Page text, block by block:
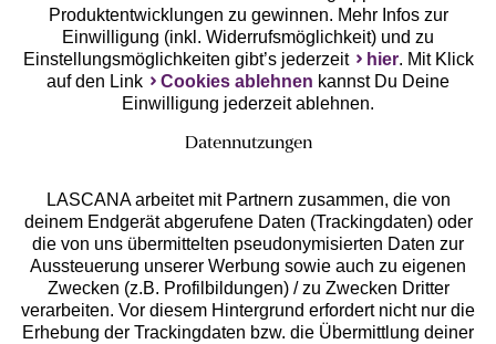
Services
Beratung
Produktentwicklungen zu gewinnen. Mehr Infos zur
Einwilligung (inkl. Widerrufsmöglichkeit) und zu
Einstellungsmöglichkeiten gibt’s jederzeit
hier. Mit Klick
auf den Link
Cookies ablehnen kannst Du Deine
Einwilligung jederzeit ablehnen.
Datennutzungen
LASCANA arbeitet mit Partnern zusammen, die von
deinem Endgerät abgerufene Daten (Trackingdaten) oder
die von uns übermittelten pseudonymisierten Daten zur
Aussteuerung unserer Werbung sowie auch zu eigenen
Zwecken (z.B. Profilbildungen) / zu Zwecken Dritter
verarbeiten. Vor diesem Hintergrund erfordert nicht nur die
Erhebung der Trackingdaten bzw. die Übermittlung deiner